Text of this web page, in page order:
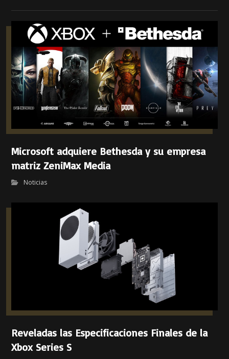
Microsoft adquiere Bethesda y su empresa
matriz ZeniMax Media
Noticias
Reveladas las Especificaciones Finales de la
Xbox Series S